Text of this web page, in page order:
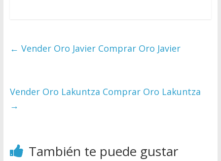
← Vender Oro Javier Comprar Oro Javier
Vender Oro Lakuntza Comprar Oro Lakuntza
→
También te puede gustar